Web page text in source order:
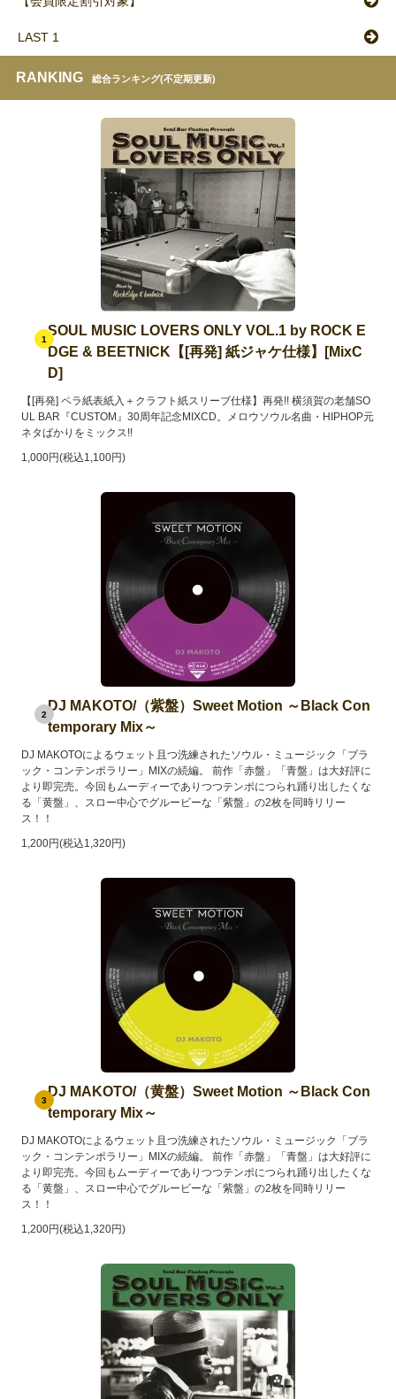
LAST 1
RANKING 総合ランキング(不定期更新)
1
SOUL MUSIC LOVERS ONLY VOL.1 by ROCK E
DGE & BEETNICK【[再発] 紙ジャケ仕様】[MixC
D]
【[再発] ペラ紙表紙入＋クラフト紙スリーブ仕様】再発!! 横須賀の老舗SO
UL BAR『CUSTOM』30周年記念MIXCD。メロウソウル名曲・HIPHOP元
ネタばかりをミックス!!
1,000円(税込1,100円)
2
DJ MAKOTO/（紫盤）Sweet Motion ～Black Con
temporary Mix～
DJ MAKOTOによるウェット且つ洗練されたソウル・ミュージック「ブラ
ック・コンテンポラリー」MIXの続編。 前作「赤盤」「青盤」は大好評に
より即完売。今回もムーディーでありつつテンポにつられ踊り出したくな
る「黄盤」、スロー中心でグルービーな「紫盤」の2枚を同時リリー
ス！！
1,200円(税込1,320円)
3
DJ MAKOTO/（黄盤）Sweet Motion ～Black Con
temporary Mix～
DJ MAKOTOによるウェット且つ洗練されたソウル・ミュージック「ブラ
ック・コンテンポラリー」MIXの続編。 前作「赤盤」「青盤」は大好評に
より即完売。今回もムーディーでありつつテンポにつられ踊り出したくな
る「黄盤」、スロー中心でグルービーな「紫盤」の2枚を同時リリー
ス！！
1,200円(税込1,320円)